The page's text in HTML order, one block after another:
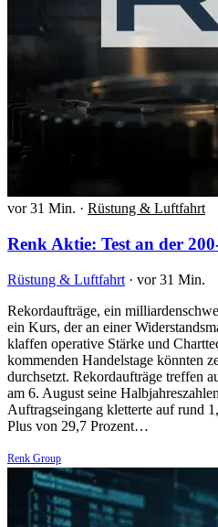
vor 31 Min. · Rüstung & Luftfahrt
Renk Aktie: Test an der
Rüstung & Luftfahrt · vor 31 Min.
Rekordaufträge, ein
ein Kurs, der an einer
klaffen operative Stärke und
kommenden Handelstage könnten
durchsetzt. Rekordaufträge treffen
am 6. August seine
Auftragseingang kletterte auf rund
Plus von 29,7 Prozent…
Renk Group